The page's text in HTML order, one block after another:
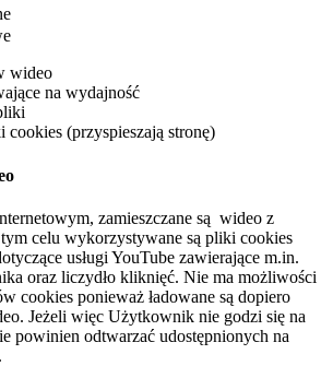
wideo
na wydajność
cookies (przyspieszają stronę)
zamieszczane są wideo z
celu wykorzystywane są pliki cookies
usługi YouTube zawierające m.in.
oraz liczydło kliknięć. Nie ma możliwości
cookies ponieważ ładowane są dopiero
Jeżeli więc Użytkownik nie godzi się na
powinien odtwarzać udostępnionych na